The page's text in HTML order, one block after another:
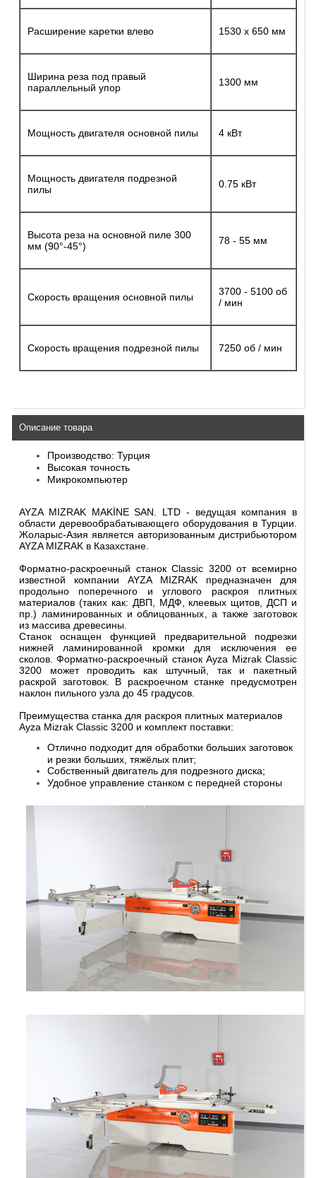
Расширение каретки влево 1530 х 650 мм
Ширина реза под правый
параллельный упор
1300 мм
Мощность двигателя основной пилы 4 кВт
Мощность двигателя подрезной
пилы
0.75 кВт
Высота реза на основной пиле 300
мм (90°-45°)
78 - 55 мм
Скорость вращения основной пилы
3700 - 5100 об
/ мин
Скорость вращения подрезной пилы 7250 об / мин
Описание товара
Производство: Турция
Высокая точность
Микрокомпьютер
AYZA MIZRAK MAKİNE SAN. LTD - ведущая компания в
области деревообрабатывающего оборудования в Турции.
Жоларыс-Азия является авторизованным дистрибьютором
AYZA MIZRAK в Казахстане.
Форматно-раскроечный станок Classic 3200 от всемирно
известной компании AYZA MIZRAK предназначен для
продольно поперечного и углового раскроя плитных
материалов (таких как: ДВП, МДФ, клеевых щитов, ДСП и
пр.) ламинированных и облицованных, а также заготовок
из массива древесины.
Станок оснащен функцией предварительной подрезки
нижней ламинированной кромки для исключения ее
сколов. Форматно-раскроечный станок Ayza Mizrak Classic
3200 может проводить как штучный, так и пакетный
раскрой заготовок. В раскроечном станке предусмотрен
наклон пильного узла до 45 градусов.
Преимущества станка для раскроя плитных материалов
Ayza Mizrak Classic 3200 и комплект поставки:
Отлично подходит для обработки больших заготовок
и резки больших, тяжёлых плит;
Собственный двигатель для подрезного диска;
Удобное управление станком с передней стороны